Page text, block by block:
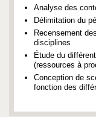
Analyse des
Délimitation du
Recensement
disciplines
Étude du
(ressources à
Conception de
fonction des